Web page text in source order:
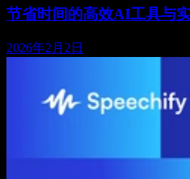
节省时间的高效AI工具与
2026年2月2日